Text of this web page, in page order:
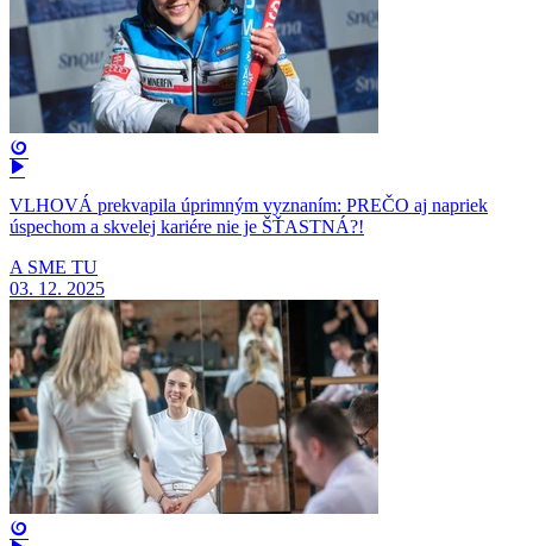
VLHOVÁ prekvapila úprimným vyznaním: PREČO aj napriek
úspechom a skvelej kariére nie je ŠŤASTNÁ?!
A SME TU
03. 12. 2025